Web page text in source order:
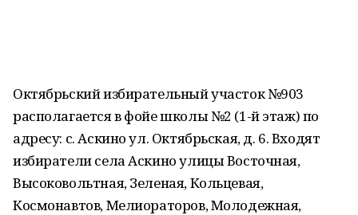
Октябрьский избирательный участок №903
располагается в фойе школы №2 (1-й этаж) по
адресу: с. Аскино ул. Октябрьская, д. 6. Входят
избиратели села Аскино улицы Восточная,
Высоковольтная, Зеленая, Кольцевая,
Космонавтов, Мелиораторов, Молодежная,